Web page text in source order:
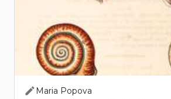
Maria Popova